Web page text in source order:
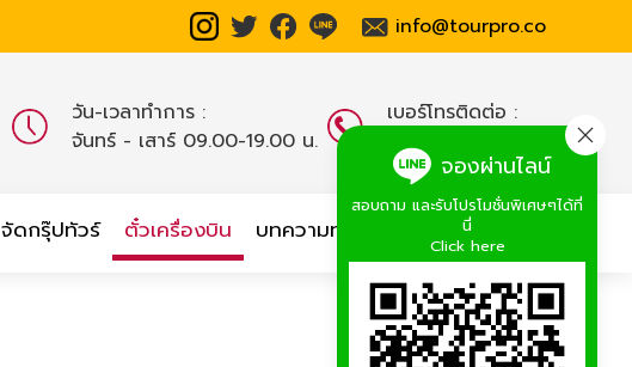
info@tourpro.co
วัน-เวลาทำการ :
จันทร์ - เสาร์ 09.00-19.00 น.
เบอร์โทรติดต่อ :
02-254-9334-8
จัดกรุ๊ปทัวร์ ตั๋วเครื่องบิน บทความท่องเที่ยว เกี่ยวกับเรา
จองผ่านไลน์
สอบถาม และรับโปรโมชั่นพิเศษๆได้ที่
นี่
Click here